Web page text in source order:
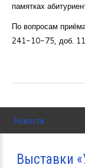
памятках
По вопросам
241-10-75, доб.
Новости
Выставки